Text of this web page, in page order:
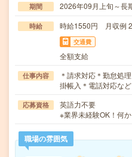
期間 2026年09月上旬～長
時給 時給1550円 月収例
交通費
全額支給
仕事内容
＊請求対応＊勤怠処
掛帳入＊電話対応な
応募資格
英語力不要
※業界未経験OK！何
職場の雰囲気